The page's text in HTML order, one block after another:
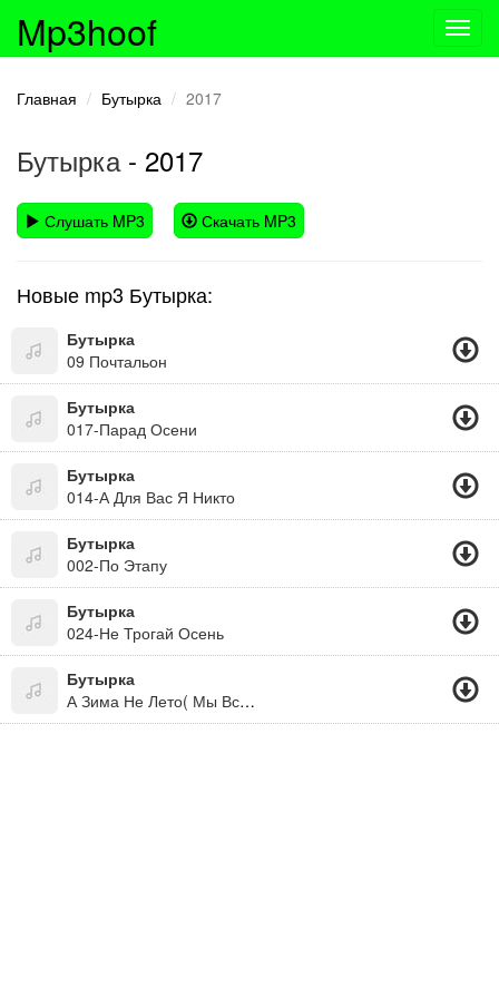
Mp3hoof
Главная Бутырка 2017
Бутырка- 2017
Слушать MP3 Скачать MP3
Новые mp3 Бутырка:
Бутырка
09 Почтальон
Бутырка
017-Парад Осени
Бутырка
014-А Для Вас Я Никто
Бутырка
002-По Этапу
Бутырка
024-Не Трогай Осень
Бутырка
А Зима Не Лето( Мы Все Живем Под Богом. Не Забывайте! )